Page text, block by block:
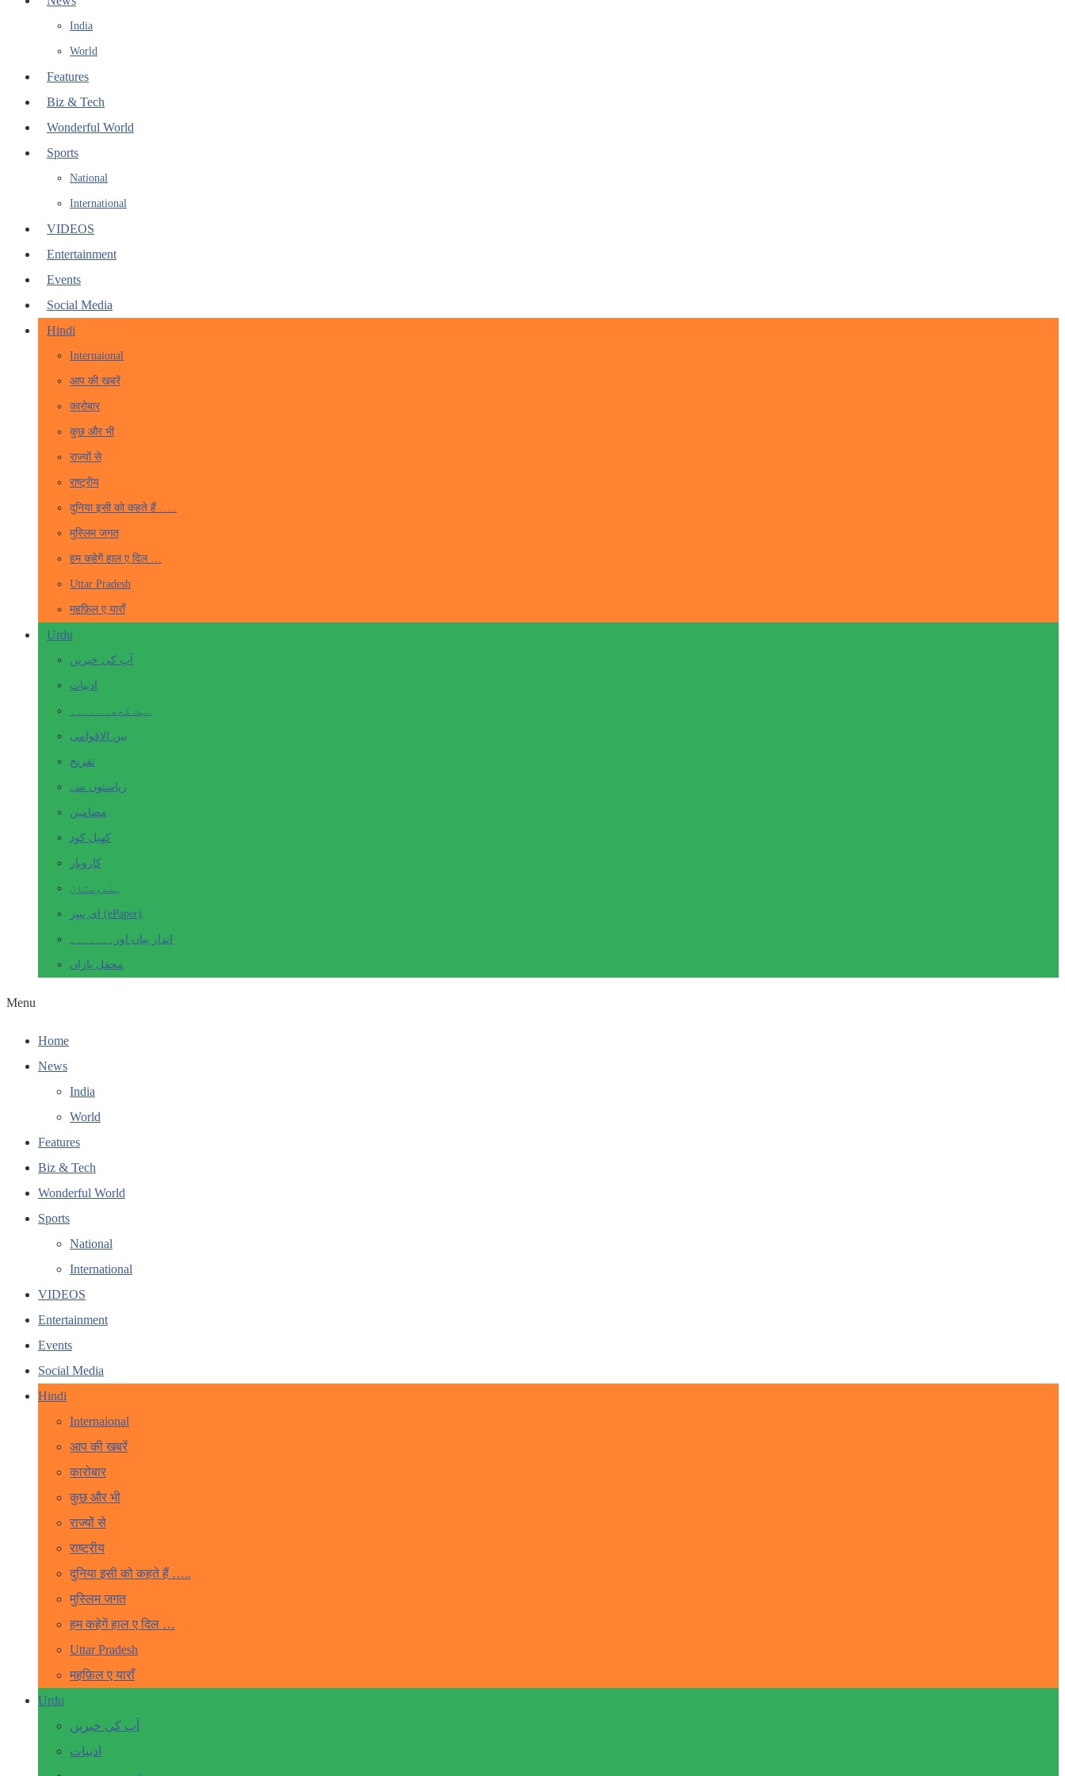
India
World
Features
Biz & Tech
Wonderful World
Sports
National
International
VIDEOS
Entertainment
Events
Social Media
Hindi
Internaional
आप की खबरें
कारोबार
कुछ और भी
राज्यों से
राष्ट्रीय
दुनिया इसी को कहते हैं …..
मुस्लिम जगत
हम कहेगें हाल ए दिल …
Uttar Pradesh
महफ़िल ए याराँ
Urdu
آپ کی خبریں
ادبیات
بہت کچھ۔ ۔۔۔۔۔
بین الاقوامی
تفریح
ریاستوں سے
مضامین
کھیل کود
کاروبار
ہندوستان
ای پیپر (ePaper)
انداز بیاں اور۔۔۔۔۔۔۔
محفل یاراں
Menu
Home
News
India
World
Features
Biz & Tech
Wonderful World
Sports
National
International
VIDEOS
Entertainment
Events
Social Media
Hindi
Internaional
आप की खबरें
कारोबार
कुछ और भी
राज्यों से
राष्ट्रीय
दुनिया इसी को कहते हैं …..
मुस्लिम जगत
हम कहेगें हाल ए दिल …
Uttar Pradesh
महफ़िल ए याराँ
Urdu
آپ کی خبریں
ادبیات